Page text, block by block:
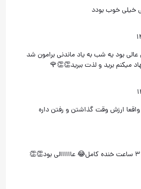
خیلی خوب بودد
بود یه شب به یاد ماندنی برامون شد
میکنم برید و لذت ببرید👏👏🌹
واقعا ارزش وقت گذاشتن و رفتن داره